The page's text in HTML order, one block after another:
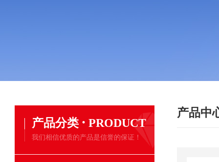
产品分类 · PRODUCT
我们相信优质的产品是信誉的保证！
产品中